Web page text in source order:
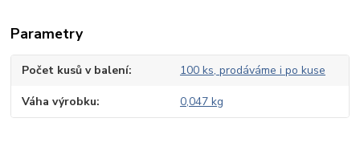
Parametry
Počet kusů v balení 100 ks, prodáváme i po kuse
Váha výrobku 0,047 kg